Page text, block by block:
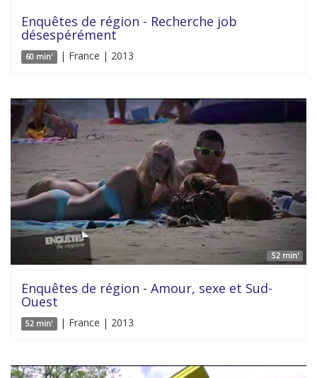
Enquêtes de région - Recherche job
désespérément
60 min' | France | 2013
52 min'
Enquêtes de région - Amour, sexe et Sud-
Ouest
52 min' | France | 2013